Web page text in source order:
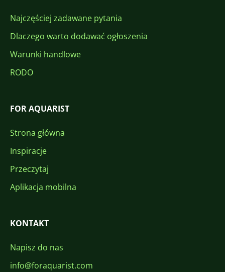
Najczęściej zadawane pytania
Dlaczego warto dodawać ogłoszenia
Warunki handlowe
RODO
FOR AQUARIST
Strona główna
Inspiracje
Przeczytaj
Aplikacja mobilna
KONTAKT
Napisz do nas
info@foraquarist.com